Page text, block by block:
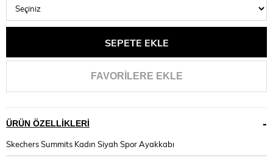
FAVORILERE EKLE
ÜRÜN ÖZELLIKLERI
Skechers Summits Kadın Siyah Spor Ayakkabı